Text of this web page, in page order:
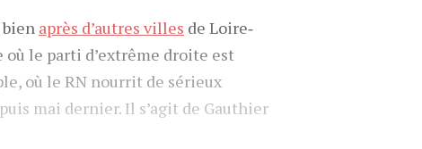
après d’autres villes de Loire‐
le parti d’extrême droite est
où le RN nourrit de sérieux
mai dernier. Il s’agit de Gauthier